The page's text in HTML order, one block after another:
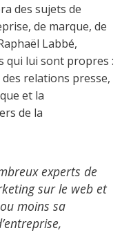
des sujets de
de marque, de
Labbé,
qui lui sont propres :
relations presse,
et la
de la
experts de
sur le web et
moins sa